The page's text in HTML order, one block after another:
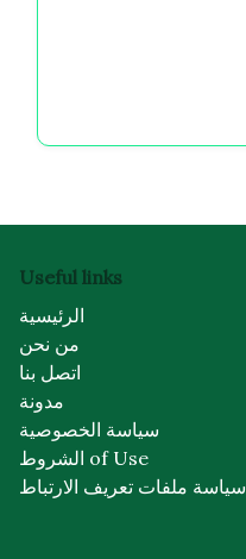
Useful links
الرئيسية
من نحن
اتصل بنا
مدونة
سياسة الخصوصية
الشروط of Use
سياسة ملفات تعريف الارتباط